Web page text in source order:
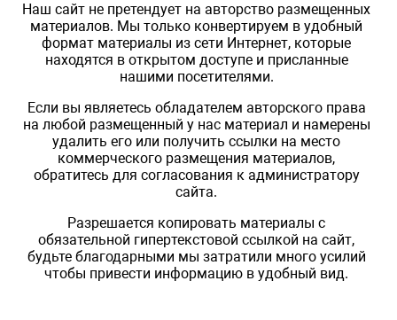
Наш сайт не претендует на авторство размещенных
материалов. Мы только конвертируем в удобный
формат материалы из сети Интернет, которые
находятся в открытом доступе и присланные
нашими посетителями.
Если вы являетесь обладателем авторского права
на любой размещенный у нас материал и намерены
удалить его или получить ссылки на место
коммерческого размещения материалов,
обратитесь для согласования к администратору
сайта.
Разрешается копировать материалы с
обязательной гипертекстовой ссылкой на сайт,
будьте благодарными мы затратили много усилий
чтобы привести информацию в удобный вид.